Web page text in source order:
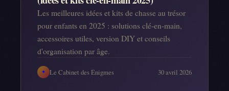
Les meilleures idées et kits de chasse au trésor
pour enfants en 2025 : solutions clé-en-main,
accessoires utiles, version DIY et conseils
d'organisation par âge.
✦ Le Cabinet des Énigmes 30 avril 2026